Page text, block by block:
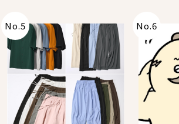
No.5 No.6